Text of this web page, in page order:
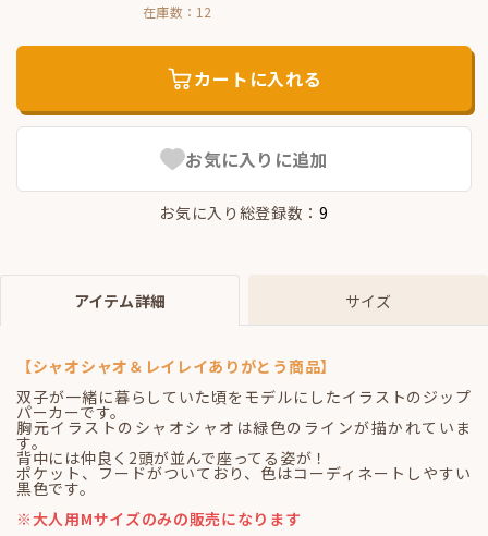
お気に入りに追加
お気に入り総登録数：9
在庫数： 12
カートに入れる
アイテム詳細 サイズ
【シャオシャオ＆レイレイありがとう商品】
双子が一緒に暮らしていた頃をモデルにしたイラストのジップ
パーカーです。
胸元イラストのシャオシャオは緑色のラインが描かれていま
す。
背中には仲良く2頭が並んで座ってる姿が！
ポケット、フードがついており、色はコーディネートしやすい
黒色です。
※大人用Mサイズのみの販売になります